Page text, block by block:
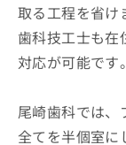
取る工程を省け
歯科技工士も在
対応が可能です。
尾崎歯科では、
全てを半個室に